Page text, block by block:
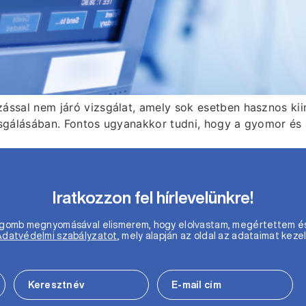
nem járó vizsgálat, amely sok esetben hasznos
Fontos ugyanakkor tudni, hogy a gyomor
Iratkozzon fel hírlevelünkre!
megnyomásával elismerem, hogy elolvastam, megértettem
szabályzatot , mely alapján az oldal az adataimat